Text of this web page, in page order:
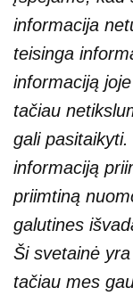
informacija
teisinga
informaciją
tačiau
gali
informaciją
priimtiną
galutines
Ši svetainė
tačiau mes